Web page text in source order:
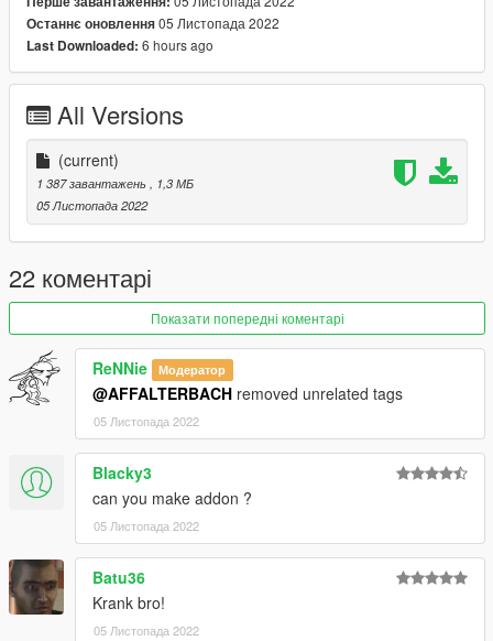
Останнє оновлення05 Листопада 2022
Last Downloaded: 6 hours ago
All Versions
(current)
1 387 завантажень
, 1,3 МБ
05 Листопада 2022
22 коментарі
Показати попередні коментарі
ReNNie Модератор
@AFFALTERBACH removed unrelated tags
05 Листопада 2022
Blacky3
can you make addon ?
05 Листопада 2022
Batu36
Krank bro!
05 Листопада 2022